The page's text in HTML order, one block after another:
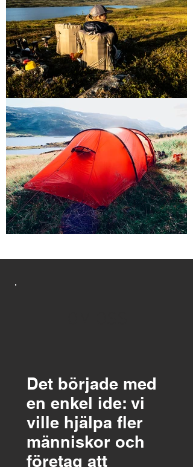
Det började med
en enkel ide: vi
ville hjälpa fler
människor och
företag att